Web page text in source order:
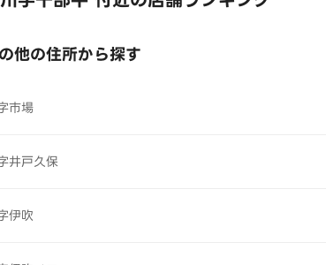
他の住所から探す
市場
井戸久保
伊吹